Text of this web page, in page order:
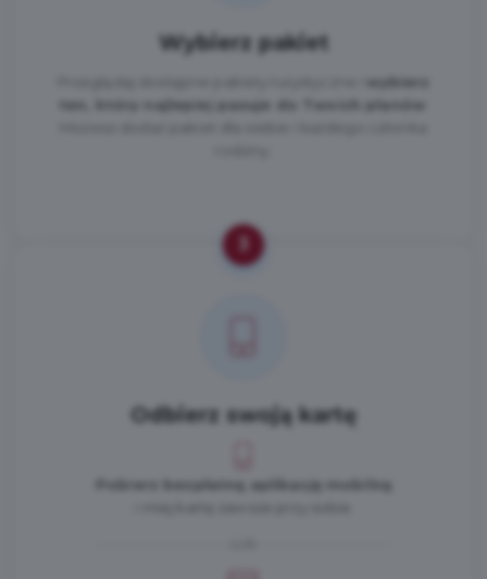
Wybierz pakiet
wybierz
ten, który najlepiej pasuje do Twoich planów
Odbierz swoją kartę
Pobierz bezpłatną aplikację mobilną